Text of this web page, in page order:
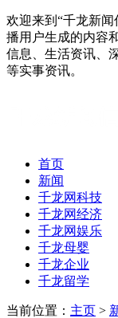
欢迎来到“千龙新
播用户生成的内容
信息、生活资讯、
等实事资讯。
首页
新闻
千龙网科技
千龙网经济
千龙网娱乐
千龙母婴
千龙企业
千龙留学
当前位置： 主页 >